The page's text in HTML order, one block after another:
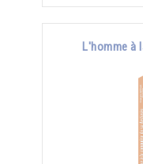
L'homme à